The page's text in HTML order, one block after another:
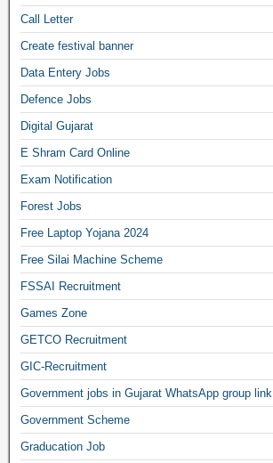
Call Letter
Create festival banner
Data Entery Jobs
Defence Jobs
Digital Gujarat
E Shram Card Online
Exam Notification
Forest Jobs
Free Laptop Yojana 2024
Free Silai Machine Scheme
FSSAI Recruitment
Games Zone
GETCO Recruitment
GIC-Recruitment
Government jobs in Gujarat WhatsApp group link
Government Scheme
Graducation Job